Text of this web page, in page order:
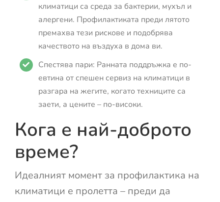
климатици са среда за бактерии, мухъл и
алергени. Профилактиката преди лятото
премахва тези рискове и подобрява
качеството на въздуха в дома ви.
Спестява пари: Ранната поддръжка е по-
евтина от спешен сервиз на климатици в
разгара на жегите, когато техниците са
заети, а цените – по-високи.
Кога е най-доброто
време?
Идеалният момент за профилактика на
климатици е пролетта – преди да